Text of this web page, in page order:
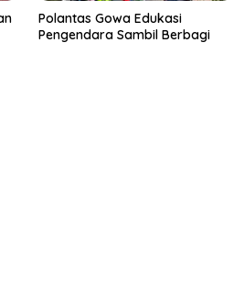
Polantas Gowa Edukasi
Pengendara Sambil Berbagi